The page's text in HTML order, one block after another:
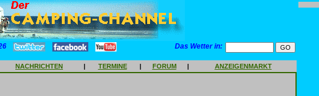
Das Wetter in:
NACHRICHTEN | TERMINE | FORUM | ANZEIGENMARKT